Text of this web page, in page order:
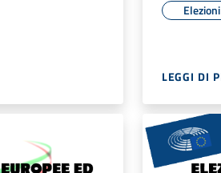
Elezioni
LEGGI DI